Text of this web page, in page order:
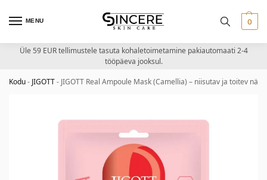
MENU 0
Üle 59 EUR tellimustele tasuta kohaletoimetamine pakiautomaati 2-4
tööpäeva jooksul.
Kodu- JIGOTT- JIGOTT Real Ampoule Mask (Camellia) – niisutav ja toitev